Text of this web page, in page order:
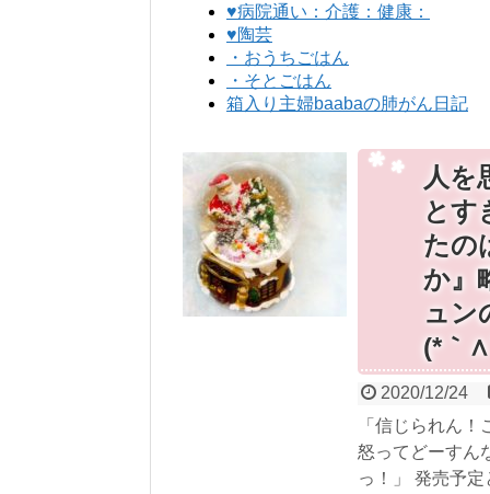
♥病院通い：介護：健康：
♥陶芸
・おうちごはん
・そとごはん
箱入り主婦baabaの肺がん日記
人を
とす
たの
か』
ュン
(*｀
2020/12/24
「信じられん
怒ってどーすん
っ！」 発売予